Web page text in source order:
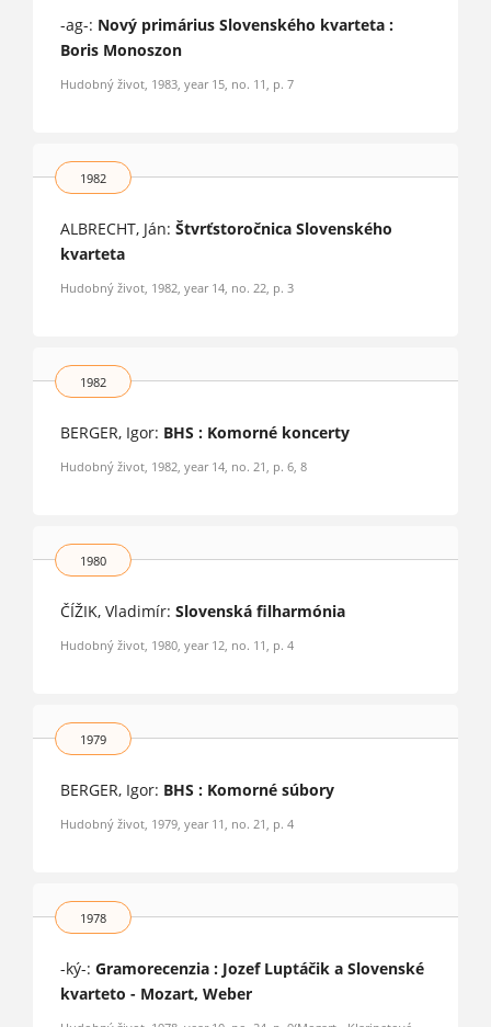
-ag-: Nový primárius Slovenského kvarteta :
Boris Monoszon
Hudobný život, 1983, year 15, no. 11, p. 7
1982
ALBRECHT, Ján: Štvrťstoročnica Slovenského
kvarteta
Hudobný život, 1982, year 14, no. 22, p. 3
1982
BERGER, Igor: BHS : Komorné koncerty
Hudobný život, 1982, year 14, no. 21, p. 6, 8
1980
ČÍŽIK, Vladimír: Slovenská filharmónia
Hudobný život, 1980, year 12, no. 11, p. 4
1979
BERGER, Igor: BHS : Komorné súbory
Hudobný život, 1979, year 11, no. 21, p. 4
1978
-ký-: Gramorecenzia : Jozef Luptáčik a Slovenské
kvarteto - Mozart, Weber